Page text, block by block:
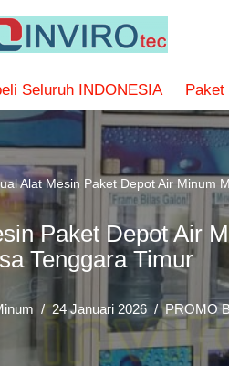
Seluruh INDONESIA Paket
Alat Mesin Paket Depot Air Minum
Paket Depot Air
Tenggara Timur
24 Januari 2026 PROMO